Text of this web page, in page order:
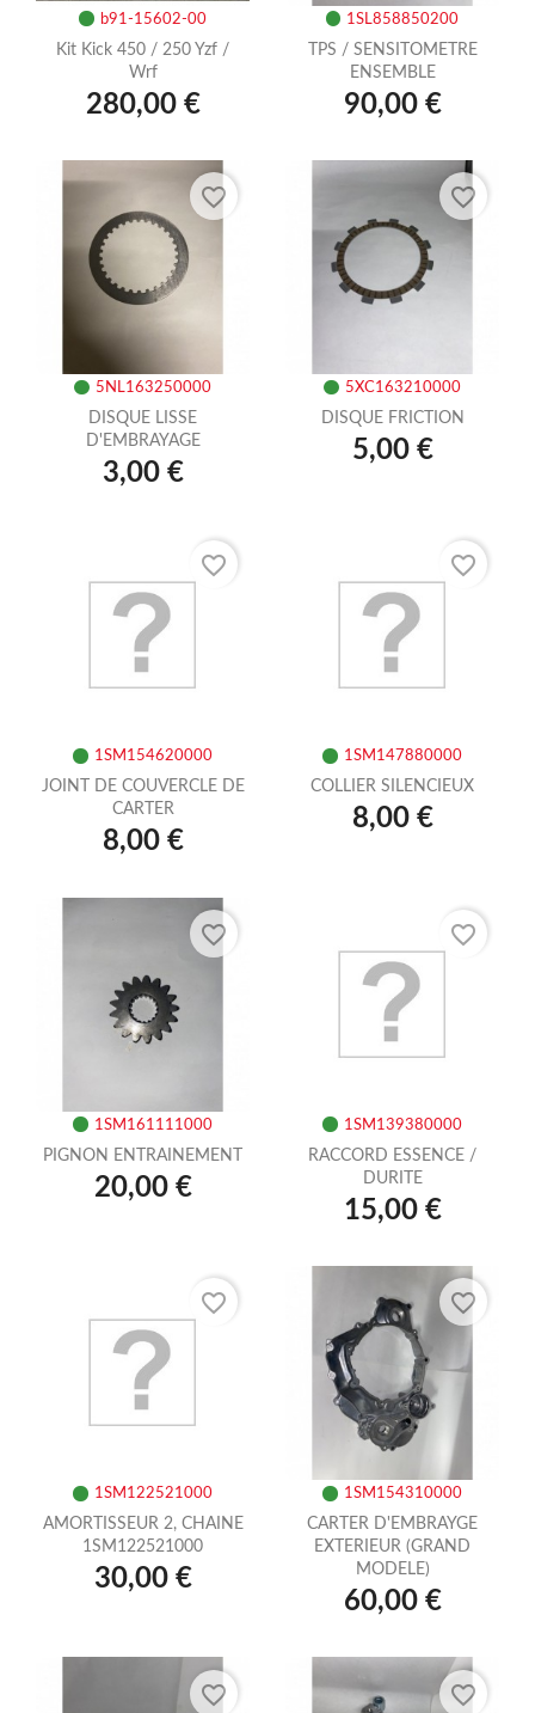
b91-15602-00
Kit Kick 450 / 250 Yzf /
Wrf
280,00 €
1SL858850200
TPS / SENSITOMETRE
ENSEMBLE
90,00 €
5NL163250000
DISQUE LISSE
D'EMBRAYAGE
3,00 €
favorite_border
5XC163210000
DISQUE FRICTION
5,00 €
favorite_border
1SM154620000
JOINT DE COUVERCLE DE
CARTER
8,00 €
favorite_border
1SM147880000
COLLIER SILENCIEUX
8,00 €
favorite_border
1SM161111000
PIGNON ENTRAINEMENT
20,00 €
favorite_border
1SM139380000
RACCORD ESSENCE /
DURITE
15,00 €
favorite_border
1SM122521000
AMORTISSEUR 2, CHAINE
1SM122521000
30,00 €
favorite_border
1SM154310000
CARTER D'EMBRAYGE
EXTERIEUR (GRAND
MODELE)
60,00 €
favorite_border
favorite_border favorite_border